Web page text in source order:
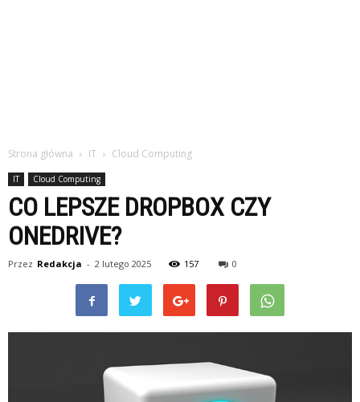
Strona główna IT Cloud Computing
IT Cloud Computing
CO LEPSZE DROPBOX CZY
ONEDRIVE?
Przez Redakcja - 2 lutego 2025 157 0